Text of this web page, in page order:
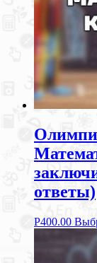
ответы)
Р400.00